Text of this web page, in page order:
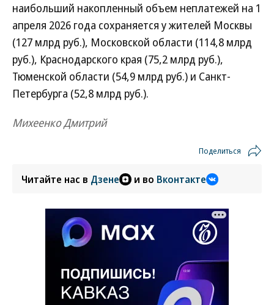
наибольший накопленный объем неплатежей на 1
апреля 2026 года сохраняется у жителей Москвы
(127 млрд руб.), Московской области (114,8 млрд
руб.), Краснодарского края (75,2 млрд руб.),
Тюменской области (54,9 млрд руб.) и Санкт-
Петербурга (52,8 млрд руб.).
Михеенко Дмитрий
Поделиться
Читайте нас в Дзене и во Вконтакте